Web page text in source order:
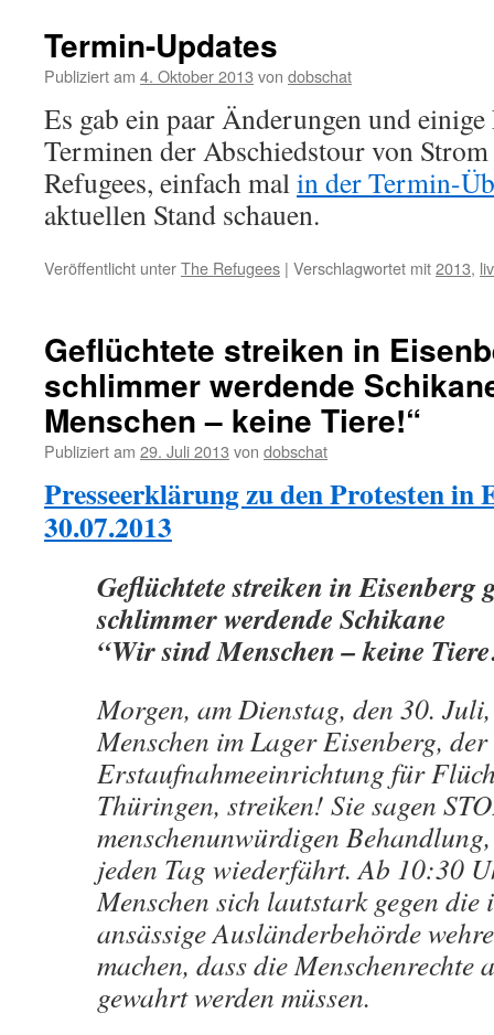
Termin-Updates
Publiziert am 4. Oktober 2013 von dobschat
Es gab ein paar Änderungen und
Terminen der Abschiedstour von
Refugees, einfach malin der Termin-
aktuellen Stand schauen.
Veröffentlicht unterThe Refugees | Verschlagwortet mit2013,
Geflüchtete streiken in
schlimmer werdende
Menschen – keine Tiere!“
Publiziert am 29. Juli 2013 von dobschat
Presseerklärung zu den Protesten in
30.07.2013
Geflüchtete streiken in Eisenberg
schlimmer werdende Schikane
“Wir sind Menschen – keine
Morgen, am Dienstag, den 30.
Menschen im Lager Eisenberg, der
Erstaufnahmeeinrichtung für
Thüringen, streiken! Sie sagen
menschenunwürdigen
jeden Tag wiederfährt. Ab 10:30
Menschen sich lautstark gegen die
ansässige Ausländerbehörde
machen, dass die Menschenrechte
gewahrt werden müssen.